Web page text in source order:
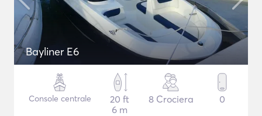
Bayliner E6
Console centrale
20 ft
6 m
8 Crociera 0